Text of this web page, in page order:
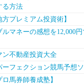
る方法
プレミアム投資術】
ルマネーの感想を12,000円
ン不動産投資大全
ーフェクション競馬予想
馬券師養成塾】